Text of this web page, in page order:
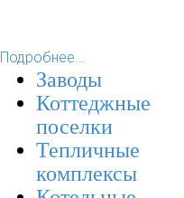
Подробнее...
Заводы
Коттеджные
поселки
Тепличные
комплексы